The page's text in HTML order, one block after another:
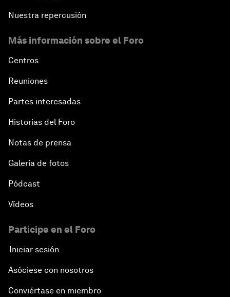
Nuestra repercusión
Más información sobre el Foro
Centros
Reuniones
Partes interesadas
Historias del Foro
Notas de prensa
Galería de fotos
Pódcast
Vídeos
Participe en el Foro
Iniciar sesión
Asóciese con nosotros
Conviértase en miembro